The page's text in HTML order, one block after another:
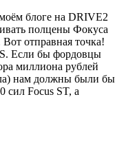
блоге на DRIVE2
полцены Фокуса
отправная точка!
Если бы фордовцы
миллиона рублей
нам должны были бы
сил Focus ST, а